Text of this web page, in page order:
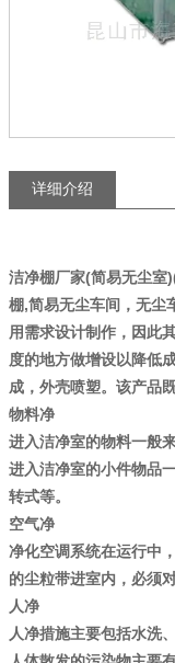
详细介绍
洁净棚厂家(简易无尘室
棚,简易无尘车间，无尘
用需求设计制作，因此
度的地方做增设以降低
成，外壳喷塑。该产品
物料净
进入洁净室的物料一般
进入洁净室的小件物品
转式等。
空气净
净化空调系统在运行中
的尘粒带进室内，必须
人净
人净措施主要包括水洗